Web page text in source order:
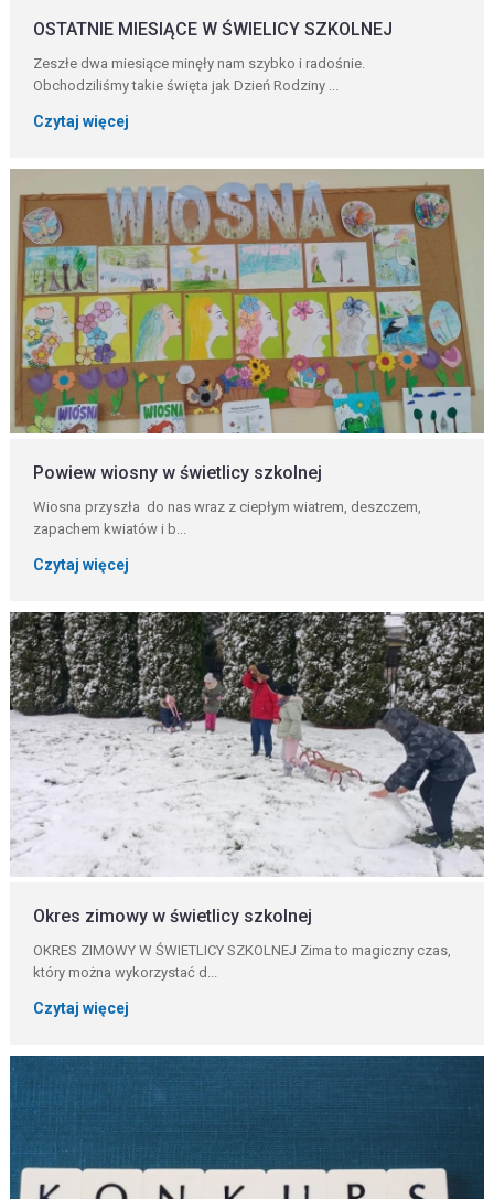
OSTATNIE MIESIĄCE W ŚWIELICY SZKOLNEJ
Zeszłe dwa miesiące minęły nam szybko i radośnie.
Obchodziliśmy takie święta jak Dzień Rodziny ...
Czytaj więcej
Powiew wiosny w świetlicy szkolnej
Wiosna przyszła do nas wraz z ciepłym wiatrem, deszczem,
zapachem kwiatów i b...
Czytaj więcej
Okres zimowy w świetlicy szkolnej
OKRES ZIMOWY W ŚWIETLICY SZKOLNEJ Zima to magiczny czas,
który można wykorzystać d...
Czytaj więcej